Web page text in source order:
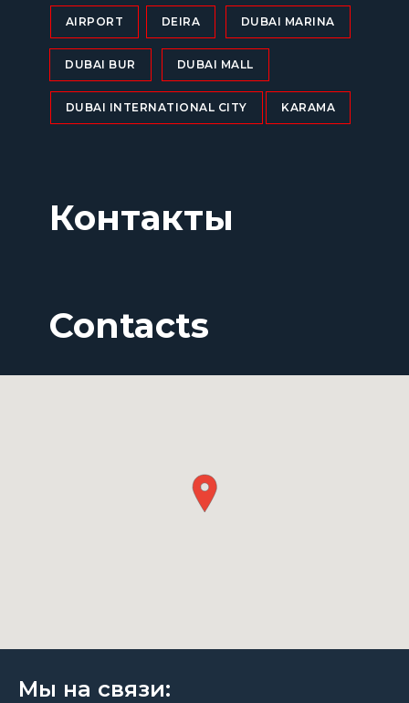
AIRPORT
KARAMA
DUBAI INTERNATIONAL CITY
DUBAI MALL
DUBAI BUR
DUBAI MARINA
DEIRA
Контакты
Contacts
Мы на связи: